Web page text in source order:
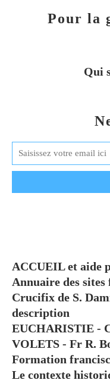
ACCUEIL et aide
Annuaire des
Crucifix de S.
description
EUCHARISTIE -
VOLETS - Fr R.
Formation
Le contexte
Pour la
Qui